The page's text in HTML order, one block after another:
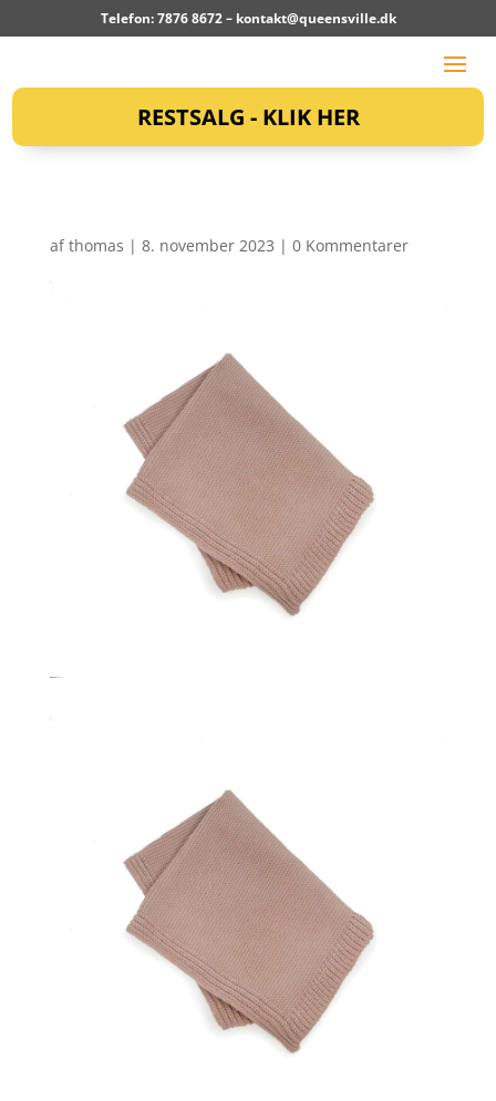
Telefon: 7876 8672 – kontakt@queensville.dk
RESTSALG - KLIK HER
afthomas | 8. november 2023 | 0 Kommentarer